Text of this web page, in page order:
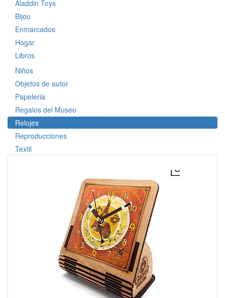
Aladdin Toys
Bijou
Enmarcados
Hogar
Libros
Niños
Objetos de autor
Papeleria
Regalos del Museo
Relojes
Reproducciones
Textil